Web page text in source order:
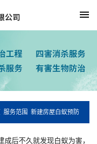
服务范围 新建房屋白蚁预防
后不久就发现白蚁为害，